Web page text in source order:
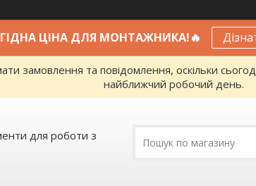
ЦІНА ДЛЯ МОНТАЖНИКА!🔥
замовлення та повідомлення, оскільки
найближчий робочий день.
для роботи з